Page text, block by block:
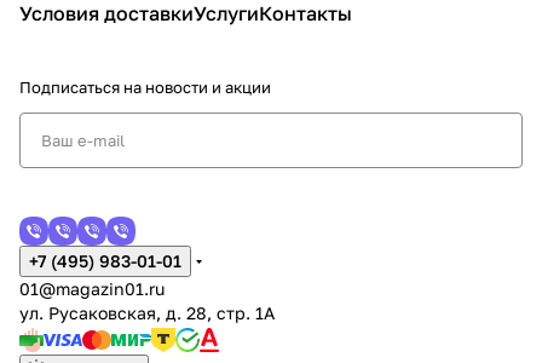
Условия доставкиУслугиКонтакты
Подписаться на новости и акции
+7 (495) 983-01-01
01@magazin01.ru
ул. Русаковская, д. 28, стр. 1А